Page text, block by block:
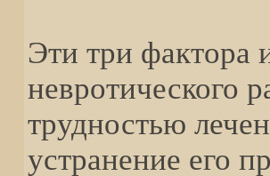
Эти три фактора
невротического
трудностью
устранение его